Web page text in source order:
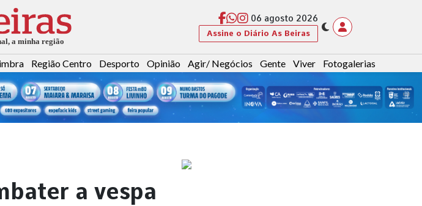
06 agosto 2026
Assine o Diário As Beiras
Região Centro Desporto Opinião Agir/ Negócios Gente Viver Fotogalerias
a vespa